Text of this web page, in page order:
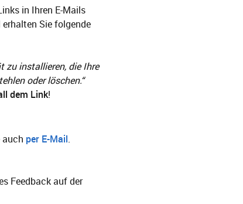
in Ihren E-Mails
Sie folgende
zu installieren, die Ihre
oder löschen.“
dem Link!
auch per E-Mail.
Feedback auf der